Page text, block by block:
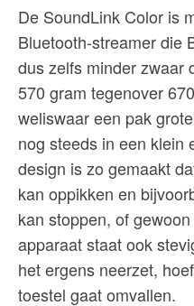
De SoundLink Color is
Bluetooth-streamer die
dus zelfs minder zwaar
570 gram tegenover
weliswaar een pak
nog steeds in een klein
design is zo gemaakt
kan oppikken en
kan stoppen, of
apparaat staat ook
het ergens neerzet,
toestel gaat omvallen.